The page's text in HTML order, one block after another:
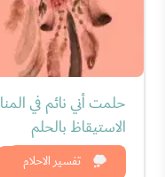
تفسير الاحلام
حلمت أني نائم في
الاستيقاظ بالحلم
شاهد الان